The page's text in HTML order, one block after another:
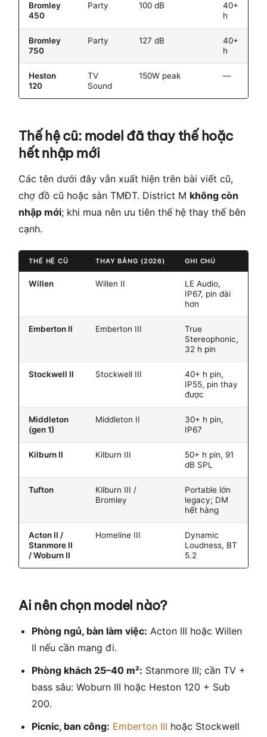
Bromley
450
Party 100 dB
40+
h
Bromley
750
Party 127 dB
40+
h
Heston
120
TV
Sound
150W peak —
Thế hệ cũ: model đã thay thế hoặc
hết nhập mới
Các tên dưới đây vẫn xuất hiện trên bài viết cũ,
chợ đồ cũ hoặc sàn TMĐT. District M không còn
nhập mới; khi mua nên ưu tiên thế hệ thay thế bên
cạnh.
THẾ HỆ CŨ THAY BẰNG (2026) GHI CHÚ
Willen Willen II
LE Audio,
IP67, pin dài
hơn
Emberton II Emberton III
True
Stereophonic,
32 h pin
Stockwell II Stockwell III
40+ h pin,
IP55, pin thay
được
Middleton
(gen 1)
Middleton II
30+ h pin,
IP67
Kilburn II Kilburn III
50+ h pin, 91
dB SPL
Tufton
Kilburn III /
Bromley
Portable lớn
legacy; DM
hết hàng
Acton II /
Stanmore II
/ Woburn II
Homeline III
Dynamic
Loudness, BT
5.2
Ai nên chọn model nào?
Phòng ngủ, bàn làm việc: Acton III hoặc Willen
II nếu cần mang đi.
Phòng khách 25–40 m²: Stanmore III; cần TV +
bass sâu: Woburn III hoặc Heston 120 + Sub
200.
Picnic, ban công: Emberton III hoặc Stockwell